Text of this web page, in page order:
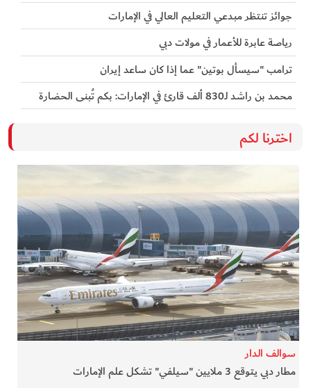
جوائز تنتظر مبدعي التعليم العالي في الإمارات
رياصة عابرة للأعمار في مولات دبي
ترامب "سيسأل بوتين" عما إذا كان ساعد إيران
محمد بن راشد لـ830 ألف قارئ في الإمارات: بكم تُبنى الحضارة
اخترنا لكم
سوالف الدار
مطار دبي يتوقع 3 ملايين "سيلفي" تشكل علم الإمارات